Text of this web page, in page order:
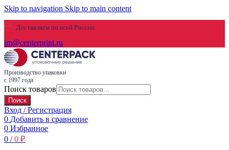
Skip to navigation Skip to main content
Доставляем по всей России
im@centerprint.ru
Производство упаковки
с 1997 года
Поиск товаров
Поиск
Вход / Регистрация
0 Добавить в сравнение
0 Избранное
0 / 0 ₽